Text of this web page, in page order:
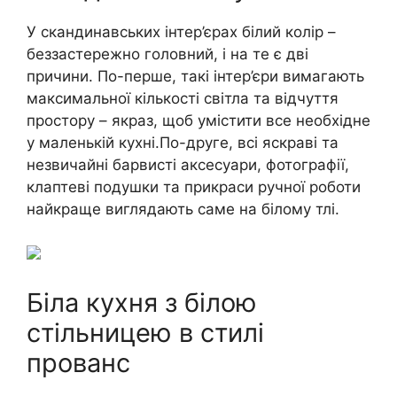
У скандинавських інтер’єрах білий колір –
беззастережно головний, і на те є дві
причини. По-перше, такі інтер’єри вимагають
максимальної кількості світла та відчуття
простору – якраз, щоб умістити все необхідне
у маленькій кухні.По-друге, всі яскраві та
незвичайні барвисті аксесуари, фотографії,
клаптеві подушки та прикраси ручної роботи
найкраще виглядають саме на білому тлі.
Біла кухня з білою
стільницею в стилі
прованс